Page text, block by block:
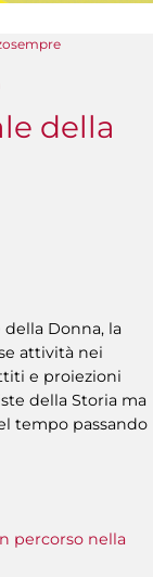
della
Donna, la
attività nei
e proiezioni
della Storia ma
tempo passando
percorso nella